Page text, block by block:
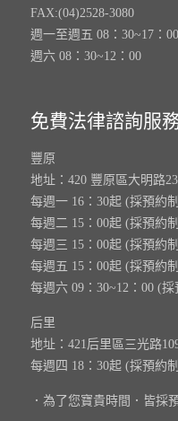
FAX:(04)2528-3080
週一至週五 08：30~17：00
週六 08：30~12：00
免費法律諮詢服
豐原
地址：420 豐原區大明路
每週一 16：30起 (採預約
每週二 15：00起 (採預約
每週三 15：00起 (採預約
每週五 15：00起 (採預約
每週六 09：30~12：00 (採
后里
地址：421后里區三光路
每週四 18：30起 (採預約
．為了您寶貴時間．皆採